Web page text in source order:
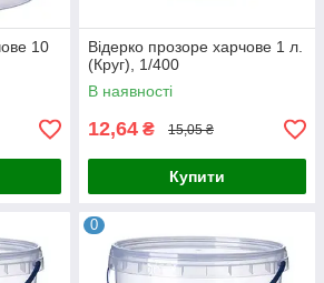
10
Відерко прозоре харчове 1 л.
(Круг), 1/400
В наявності
12,64 ₴ 15,05 ₴
Купити
0